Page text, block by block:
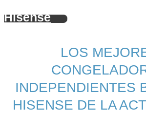
Hisense
LOS
INDEPENDIENTES
HISENSE DE LA